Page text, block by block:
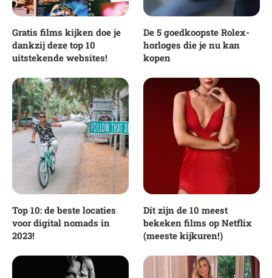
Gratis films kijken doe je
dankzij deze top 10
uitstekende websites!
De 5 goedkoopste Rolex-
horloges die je nu kan
kopen
Top 10: de beste locaties
voor digital nomads in
2023!
Dit zijn de 10 meest
bekeken films op Netflix
(meeste kijkuren!)